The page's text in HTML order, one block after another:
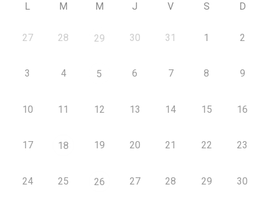
L M M J V S D
27 28 29 30 31 1 2
3 4 5 6 7 8 9
10 11 12 13 14 15 16
17 18 19 20 21 22 23
24 25 26 27 28 29 30